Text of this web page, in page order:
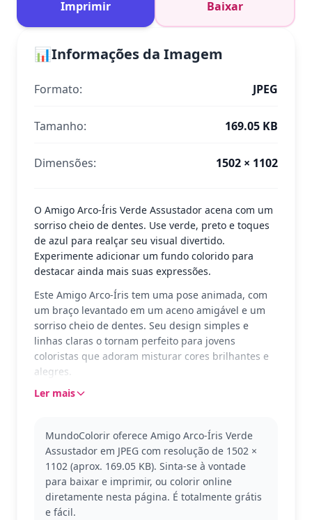
Imprimir Baixar
📊Informações da Imagem
Formato: JPEG
Tamanho: 169.05 KB
Dimensões: 1502 × 1102
O Amigo Arco-Íris Verde Assustador acena com um
sorriso cheio de dentes. Use verde, preto e toques
de azul para realçar seu visual divertido.
Experimente adicionar um fundo colorido para
destacar ainda mais suas expressões.
Este Amigo Arco-Íris tem uma pose animada, com
um braço levantado em um aceno amigável e um
sorriso cheio de dentes. Seu design simples e
linhas claras o tornam perfeito para jovens
coloristas que adoram misturar cores brilhantes e
alegres.
O personagem faz parte da coleção Amigos Arco-
outros personagens da mesma série, cada um com
sua própria personalidade colorida.
Com uma complexidade fácil, esta página é ideal
para crianças a partir de 3 anos. Planeje cerca de
15 a 30 minutos para colorir. Use lápis de cor ou giz
Ler mais
MundoColorir oferece Amigo Arco-Íris Verde
Assustador em JPEG com resolução de 1502 ×
1102 (aprox. 169.05 KB). Sinta-se à vontade
para baixar e imprimir, ou colorir online
diretamente nesta página. É totalmente grátis
e fácil.